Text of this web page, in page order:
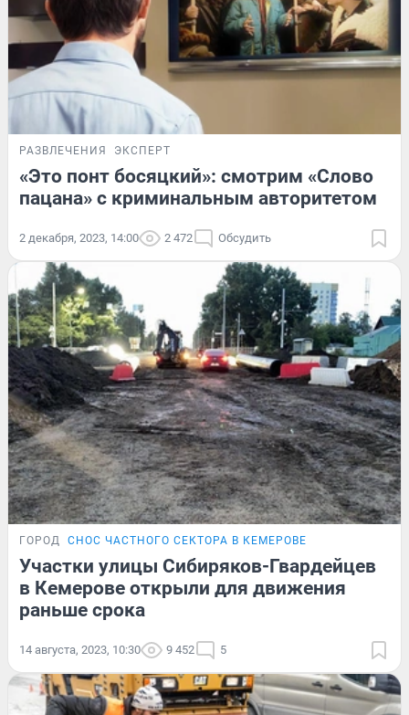
РАЗВЛЕЧЕНИЯ ЭКСПЕРТ
«Это понт босяцкий»: смотрим «Слово
пацана» с криминальным авторитетом
2 декабря, 2023, 14:00 2 472 Обсудить
ГОРОД СНОС ЧАСТНОГО СЕКТОРА В КЕМЕРОВЕ
Участки улицы Сибиряков-Гвардейцев
в Кемерове открыли для движения
раньше срока
14 августа, 2023, 10:30 9 452 5